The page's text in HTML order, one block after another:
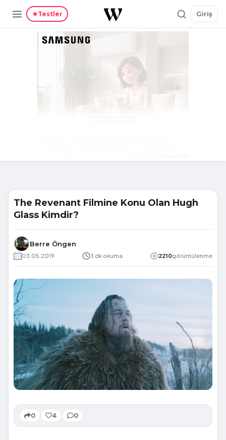
Testler Giriş
The Revenant Filmine Konu Olan Hugh
Glass Kimdir?
Berre Öngen
03.05.2019 3 dk okuma 2210görüntülenme
0 4 0